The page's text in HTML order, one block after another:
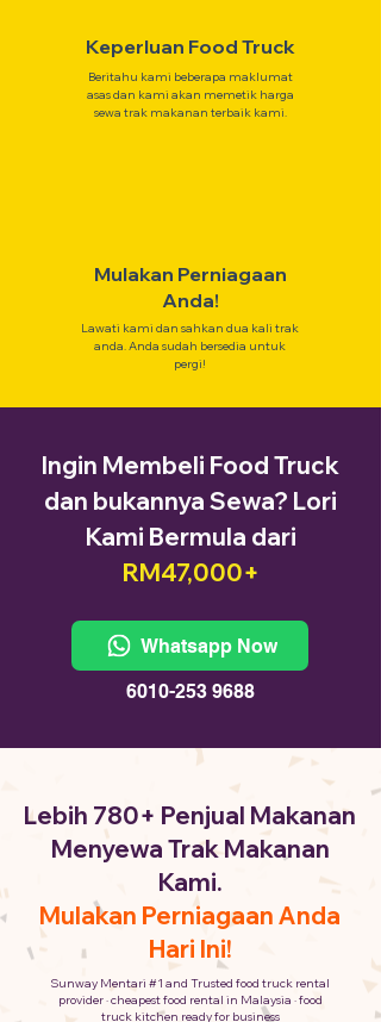
Keperluan Food Truck
Beritahu kami beberapa maklumat
asas dan kami akan memetik harga
sewa trak makanan terbaik kami.
Mulakan Perniagaan
Anda!
Lawati kami dan sahkan dua kali trak
anda. Anda sudah bersedia untuk
pergi!
Ingin Membeli Food Truck
dan bukannya Sewa? Lori
Kami Bermula dari
RM47,000+
Whatsapp Now
6010-253 9688
Lebih 780+ Penjual Makanan
Menyewa Trak Makanan
Kami.
Mulakan Perniagaan Anda
Hari Ini!
Sunway Mentari #1 and Trusted food truck rental
provider · cheapest food rental in Malaysia · food
truck kitchen ready for business